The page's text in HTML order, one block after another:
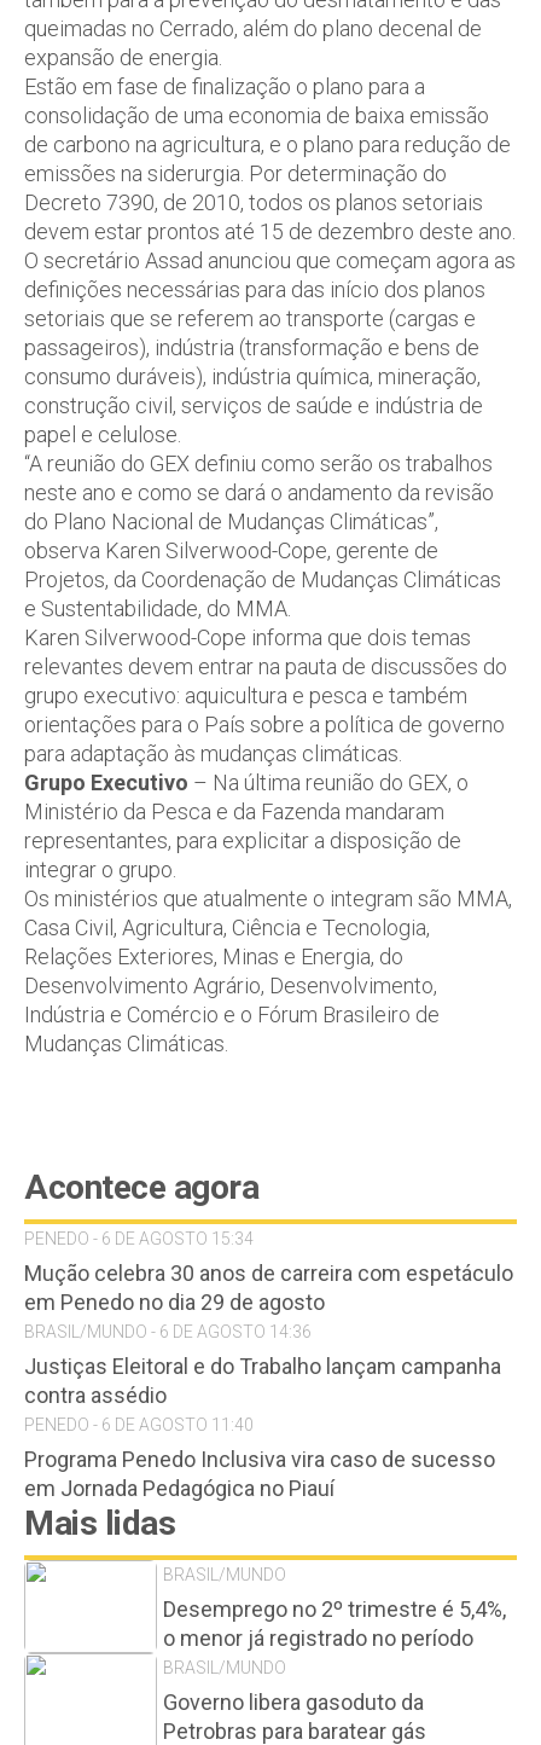
queimadas no Cerrado, além do plano decenal de
expansão de energia.
Estão em fase de finalização o plano para a
consolidação de uma economia de baixa emissão
de carbono na agricultura, e o plano para redução de
emissões na siderurgia. Por determinação do
Decreto 7390, de 2010, todos os planos setoriais
devem estar prontos até 15 de dezembro deste ano.
O secretário Assad anunciou que começam agora as
definições necessárias para das início dos planos
setoriais que se referem ao transporte (cargas e
passageiros), indústria (transformação e bens de
consumo duráveis), indústria química, mineração,
construção civil, serviços de saúde e indústria de
papel e celulose.
“A reunião do GEX definiu como serão os trabalhos
neste ano e como se dará o andamento da revisão
do Plano Nacional de Mudanças Climáticas”,
observa Karen Silverwood-Cope, gerente de
Projetos, da Coordenação de Mudanças Climáticas
e Sustentabilidade, do MMA.
Karen Silverwood-Cope informa que dois temas
relevantes devem entrar na pauta de discussões do
grupo executivo: aquicultura e pesca e também
orientações para o País sobre a política de governo
para adaptação às mudanças climáticas.
Grupo Executivo – Na última reunião do GEX, o
Ministério da Pesca e da Fazenda mandaram
representantes, para explicitar a disposição de
integrar o grupo.
Os ministérios que atualmente o integram são MMA,
Casa Civil, Agricultura, Ciência e Tecnologia,
Relações Exteriores, Minas e Energia, do
Desenvolvimento Agrário, Desenvolvimento,
Indústria e Comércio e o Fórum Brasileiro de
Mudanças Climáticas.
Acontece agora
PENEDO - 6 DE AGOSTO 15:34
Mução celebra 30 anos de carreira com espetáculo
em Penedo no dia 29 de agosto
BRASIL/MUNDO - 6 DE AGOSTO 14:36
Justiças Eleitoral e do Trabalho lançam campanha
contra assédio
PENEDO - 6 DE AGOSTO 11:40
Programa Penedo Inclusiva vira caso de sucesso
em Jornada Pedagógica no Piauí
Mais lidas
BRASIL/MUNDO
Desemprego no 2º trimestre é 5,4%,
o menor já registrado no período
BRASIL/MUNDO
Governo libera gasoduto da
Petrobras para baratear gás